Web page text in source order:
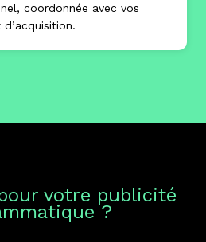
coordonnée avec vos
votre publicité
?